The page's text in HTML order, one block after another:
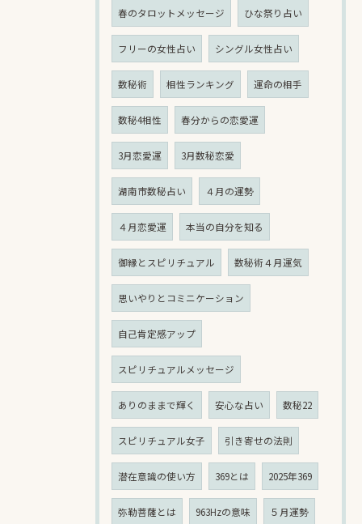
春のタロットメッセージ ひな祭り占い
フリーの女性占い シングル女性占い
数秘術 相性ランキング 運命の相手
数秘4相性 春分からの恋愛運
3月恋愛運 3月数秘恋愛
湖南市数秘占い ４月の運勢
４月恋愛運 本当の自分を知る
御縁とスピリチュアル 数秘術４月運気
思いやりとコミニケーション
自己肯定感アップ
スピリチュアルメッセージ
ありのままで輝く 安心な占い 数秘22
スピリチュアル女子 引き寄せの法則
潜在意識の使い方 369とは 2025年369
弥勒菩薩とは 963Hzの意味 ５月運勢